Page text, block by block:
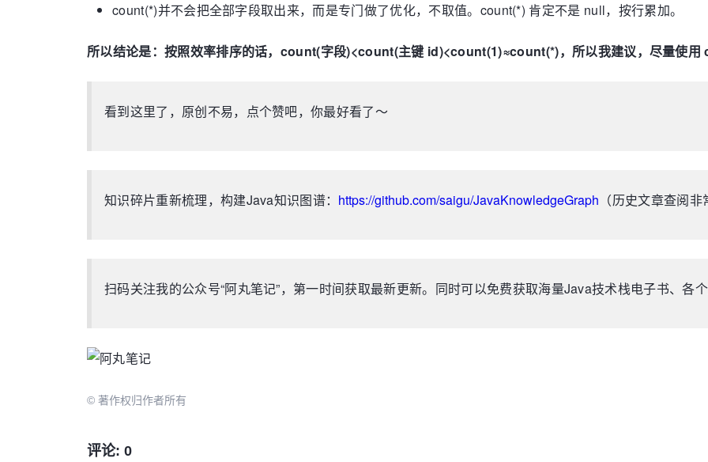
count(*)并不会把全部字段取出来，而是专门做了优化，不取值。count(*) 肯定不是 null，按行累加。
所以结论是：按照效率排序的话，count(字段)<count(主键 id)<count(1)≈count(*)，所以我建议，尽量使用
看到这里了，原创不易，点个赞吧，你最好看了～
知识碎片重新梳理，构建Java知识图谱： https://github.com/saigu/JavaKnowledgeGraph （历史文章查阅非
扫码关注我的公众号“阿丸笔记”，第一时间获取最新更新。同时可以免费获取海量Java技术栈电子书、各个
© 著作权归作者所有
评论: 0